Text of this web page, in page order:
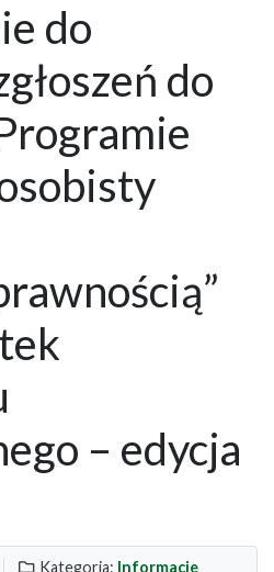
do
do
– edycja
Kategoria: Informacje